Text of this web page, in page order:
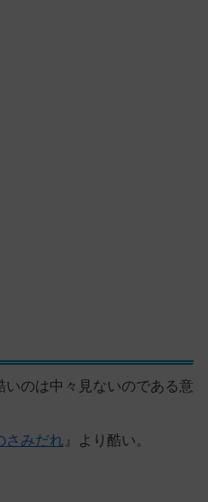
のは中々見ないのである意
さみだれ 』より酷い。